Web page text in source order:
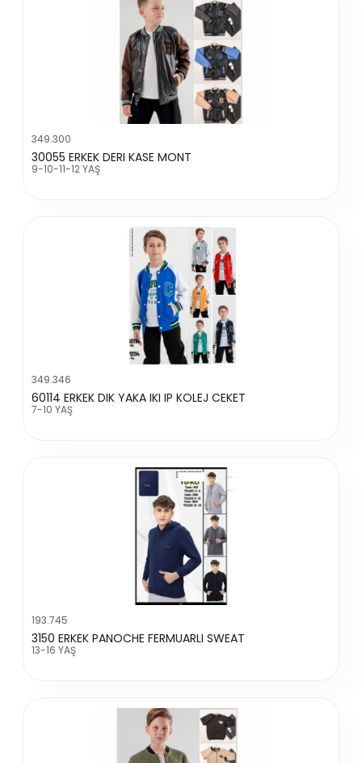
349.300
30055 ERKEK DERI KASE MONT
9-10-11-12 YAŞ
349.346
60114 ERKEK DIK YAKA IKI IP KOLEJ CEKET
7-10 YAŞ
193.745
3150 ERKEK PANOCHE FERMUARLI SWEAT
13-16 YAŞ